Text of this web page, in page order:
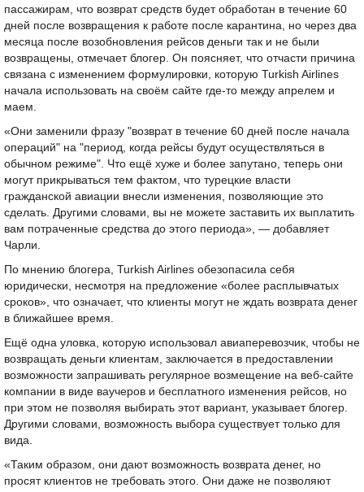
пассажирам, что возврат средств будет обработан в течение 60
дней после возвращения к работе после карантина, но через два
месяца после возобновления рейсов деньги так и не были
возвращены, отмечает блогер. Он поясняет, что отчасти причина
связана с изменением формулировки, которую Turkish Airlines
начала использовать на своём сайте где-то между апрелем и
маем.
«Они заменили фразу "возврат в течение 60 дней после начала
операций" на "период, когда рейсы будут осуществляться в
обычном режиме". Что ещё хуже и более запутано, теперь они
могут прикрываться тем фактом, что турецкие власти
гражданской авиации внесли изменения, позволяющие это
сделать. Другими словами, вы не можете заставить их выплатить
вам потраченные средства до этого периода», — добавляет
Чарли.
По мнению блогера, Turkish Airlines обезопасила себя
юридически, несмотря на предложение «более расплывчатых
сроков», что означает, что клиенты могут не ждать возврата денег
в ближайшее время.
Ещё одна уловка, которую использовал авиаперевозчик, чтобы не
возвращать деньги клиентам, заключается в предоставлении
возможности запрашивать регулярное возмещение на веб-сайте
компании в виде ваучеров и бесплатного изменения рейсов, но
при этом не позволяя выбирать этот вариант, указывает блогер.
Другими словами, возможность выбора существует только для
вида.
«Таким образом, они дают возможность возврата денег, но
просят клиентов не требовать этого. Они даже не позволяют